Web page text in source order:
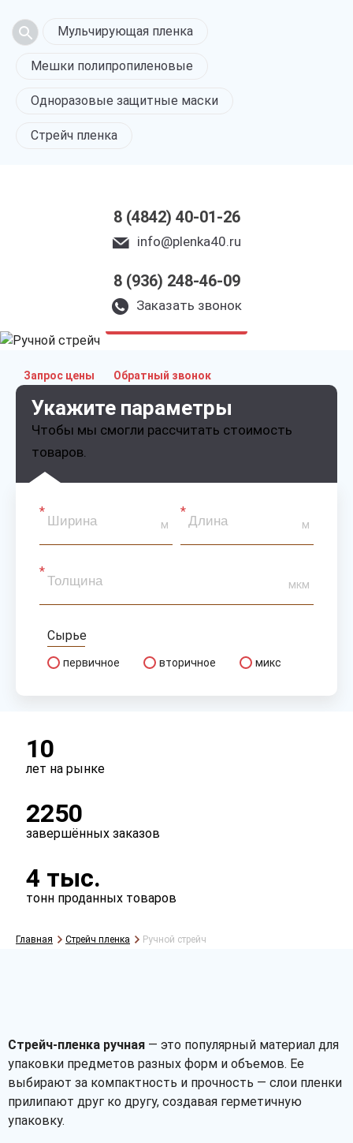
Мульчирующая пленка
Мешки полипропиленовые
Одноразовые защитные маски
Стрейч пленка
8 (4842) 40-01-26
info@plenka40.ru
8 (936) 248-46-09
Заказать звонок
Ручной стрейч
в Калуге
Запрос цены Обратный звонок
Укажите параметры
Чтобы мы смогли рассчитать стоимость
товаров.
м м
мкм
Сырье
первичное вторичное микс
10
лет на рынке
2250
завершённых заказов
4 тыс.
тонн проданных товаров
Главная Стрейч пленка Ручной стрейч
Стрейч-пленка ручная — это популярный материал для
упаковки предметов разных форм и объемов. Ее
выбирают за компактность и прочность — слои пленки
прилипают друг ко другу, создавая герметичную
упаковку.